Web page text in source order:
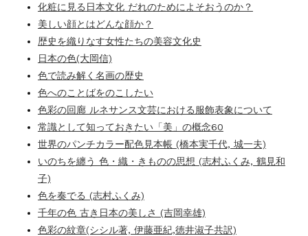
化粧に見る日本文化 だれのためによそおうのか？
美しい顔とはどんな顔か？
歴史を織りなす女性たちの美容文化史
日本の色(大岡信)
色で読み解く名画の歴史
色へのことばをのこしたい
色彩の回廊 ルネサンス文芸における服飾表象について
常識として知っておきたい「美」の概念60
世界のパンチカラー配色見本帳 (橋本実千代, 城一夫)
いのちを纏う 色・織・きものの思想 (志村ふくみ, 鶴見和
子)
色を奏でる (志村ふくみ)
千年の色 古き日本の美しさ (吉岡幸雄)
色彩の紋章(シシル著, 伊藤亜紀,徳井淑子共訳)